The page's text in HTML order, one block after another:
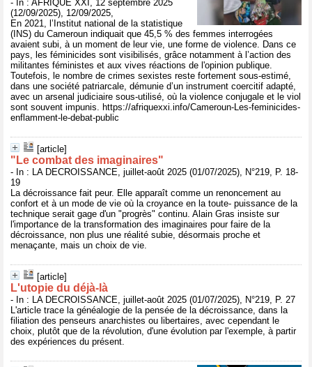
- In : AFRIQUE XXI, 12 septembre 2025
(12/09/2025), 12/09/2025,
En 2021, l’Institut national de la statistique
(INS) du Cameroun indiquait que 45,5 % des femmes interrogées
avaient subi, à un moment de leur vie, une forme de violence. Dans ce
pays, les féminicides sont visibilisés, grâce notamment à l’action des
militantes féministes et aux vives réactions de l'opinion publique.
Toutefois, le nombre de crimes sexistes reste fortement sous-estimé,
dans une société patriarcale, démunie d’un instrument coercitif adapté,
avec un arsenal judiciaire sous-utilisé, où la violence conjugale et le viol
sont souvent impunis. https://afriquexxi.info/Cameroun-Les-feminicides-
enflamment-le-debat-public
[article]
"Le combat des imaginaires"
- In : LA DECROISSANCE, juillet-août 2025 (01/07/2025), N°219, P. 18-
19
La décroissance fait peur. Elle apparaît comme un renoncement au
confort et à un mode de vie où la croyance en la toute- puissance de la
technique serait gage d'un "progrès" continu. Alain Gras insiste sur
l'importance de la transformation des imaginaires pour faire de la
décroissance, non plus une réalité subie, désormais proche et
menaçante, mais un choix de vie.
[article]
L'utopie du déjà-là
- In : LA DECROISSANCE, juillet-août 2025 (01/07/2025), N°219, P. 27
L'article trace la généalogie de la pensée de la décroissance, dans la
filiation des penseurs anarchistes ou libertaires, avec cependant le
choix, plutôt que de la révolution, d'une évolution par l'exemple, à partir
des expériences du présent.